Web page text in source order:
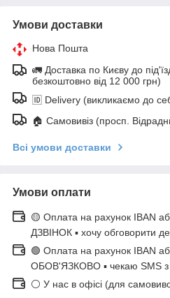
Умови доставки
Нова Пошта
🚛 Доставка по Києву до
безкоштовно від 12 000 грн)
🆔 Delivery (викликаємо до
🏠 Самовивіз (просп.
Всі умови доставки
Умови оплати
🟡 Оплата на рахунок IBAN
ДЗВІНОК ▪ хочу обговорити
🟢 Оплата на рахунок IBAN
ОБОВ'ЯЗКОВО ▪ чекаю SMS з
⚪ У нас в офісі (для